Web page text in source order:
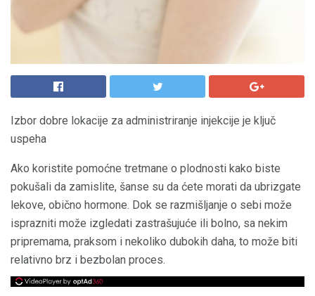
Izbor dobre lokacije za administriranje injekcije je ključ
uspeha
Ako koristite pomoćne tretmane o plodnosti kako biste
pokušali da zamislite, šanse su da ćete morati da ubrizgate
lekove, obično hormone. Dok se razmišljanje o sebi može
isprazniti može izgledati zastrašujuće ili bolno, sa nekim
pripremama, praksom i nekoliko dubokih daha, to može biti
relativno brz i bezbolan proces.